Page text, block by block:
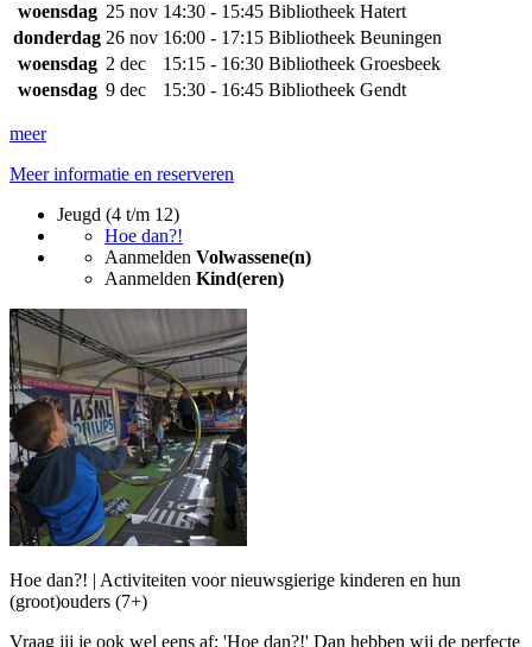
woensdag 25 nov 14:30 - 15:45 Bibliotheek Hatert
donderdag 26 nov 16:00 - 17:15 Bibliotheek Beuningen
woensdag 2 dec 15:15 - 16:30 Bibliotheek Groesbeek
woensdag 9 dec 15:30 - 16:45 Bibliotheek Gendt
meer
Meer informatie en reserveren
Jeugd (4 t/m 12)
Hoe dan?!
Aanmelden Volwassene(n)
Aanmelden Kind(eren)
Hoe dan?! | Activiteiten voor nieuwsgierige kinderen en hun
(groot)ouders (7+)
Vraag jij je ook wel eens af: 'Hoe dan?!' Dan hebben wij de perfecte